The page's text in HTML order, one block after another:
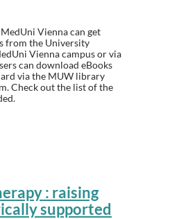
Vienna can get
from the University
Vienna campus or via
can download eBooks
via the MUW library
Check out the list of the
.
: raising
supported